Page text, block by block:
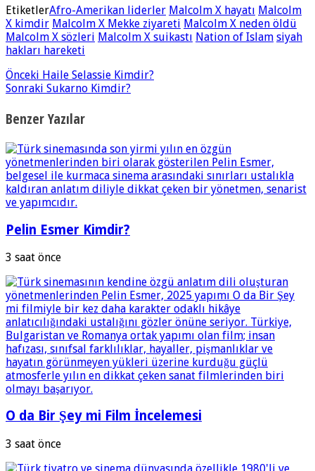
EtiketlerAfro-Amerikan liderler Malcolm X hayatı Malcolm
X kimdir Malcolm X Mekke ziyareti Malcolm X neden öldü
Malcolm X sözleri Malcolm X suikastı Nation of Islam siyah
hakları hareketi
Önceki Haile Selassie Kimdir?
Sonraki Sukarno Kimdir?
Benzer Yazılar
Pelin Esmer Kimdir?
3 saat önce
O da Bir Şey mi Film İncelemesi
3 saat önce